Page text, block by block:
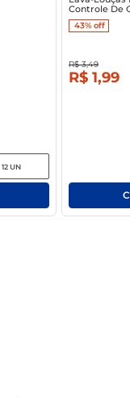
12 UN
Controle De
43%off
R$ 3,49
R$ 1,99